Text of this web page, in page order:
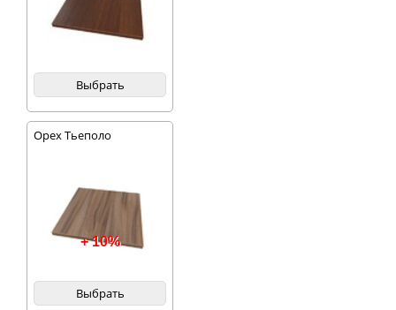
Выбрать
Орех Тьеполо
+ 10%
Выбрать